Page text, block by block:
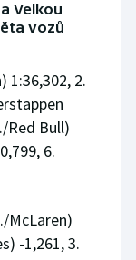
Velkou
vozů
1:36,302, 2.
Red Bull)
6.
McLaren)
-1,261, 3.